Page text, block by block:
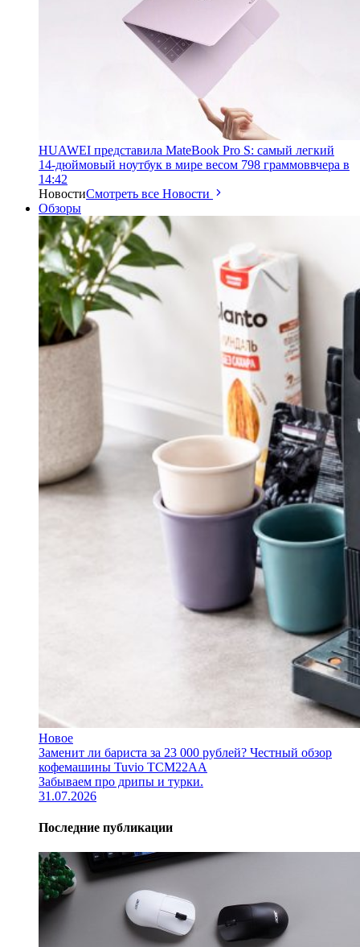
HUAWEI представила MateBook Pro S: самый легкий
14-дюймовый ноутбук в мире весом 798 граммоввчера в
14:42
НовостиСмотреть все Новости
Обзоры
Новое
Заменит ли бариста за 23 000 рублей? Честный обзор
кофемашины Tuvio TCM22AA
Забываем про дрипы и турки.
31.07.2026
Последние публикации